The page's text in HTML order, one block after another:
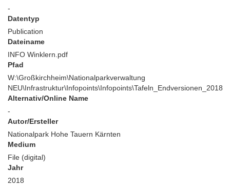
-
Datentyp
Publication
Dateiname
INFO Winklern.pdf
Pfad
W:\Großkirchheim\Nationalparkverwaltung
NEU\Infrastruktur\Infopoints\Infopoints\Tafeln_Endversionen_2018
Alternativ/Online Name
-
Autor/Ersteller
Nationalpark Hohe Tauern Kärnten
Medium
File (digital)
Jahr
2018